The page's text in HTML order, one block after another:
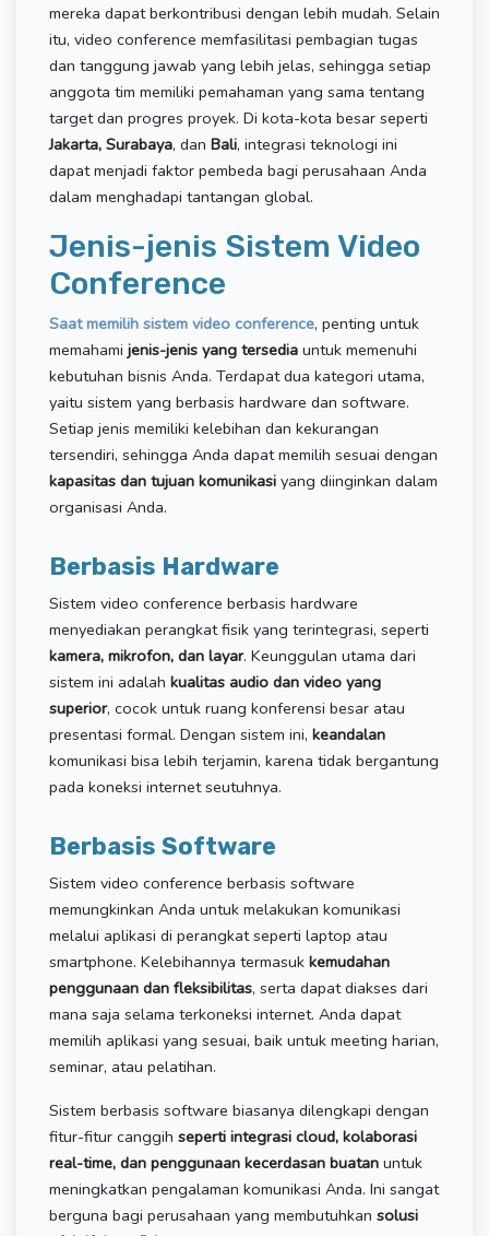
mereka dapat berkontribusi dengan lebih mudah. Selain
itu, video conference memfasilitasi pembagian tugas
dan tanggung jawab yang lebih jelas, sehingga setiap
anggota tim memiliki pemahaman yang sama tentang
target dan progres proyek. Di kota-kota besar seperti
Jakarta, Surabaya, dan Bali, integrasi teknologi ini
dapat menjadi faktor pembeda bagi perusahaan Anda
dalam menghadapi tantangan global.
Jenis-jenis Sistem Video
Conference
Saat memilih sistem video conference, penting untuk
memahami jenis-jenis yang tersedia untuk memenuhi
kebutuhan bisnis Anda. Terdapat dua kategori utama,
yaitu sistem yang berbasis hardware dan software.
Setiap jenis memiliki kelebihan dan kekurangan
tersendiri, sehingga Anda dapat memilih sesuai dengan
kapasitas dan tujuan komunikasi yang diinginkan dalam
organisasi Anda.
Berbasis Hardware
Sistem video conference berbasis hardware
menyediakan perangkat fisik yang terintegrasi, seperti
kamera, mikrofon, dan layar. Keunggulan utama dari
sistem ini adalah kualitas audio dan video yang
superior, cocok untuk ruang konferensi besar atau
presentasi formal. Dengan sistem ini, keandalan
komunikasi bisa lebih terjamin, karena tidak bergantung
pada koneksi internet seutuhnya.
Berbasis Software
Sistem video conference berbasis software
memungkinkan Anda untuk melakukan komunikasi
melalui aplikasi di perangkat seperti laptop atau
smartphone. Kelebihannya termasuk kemudahan
penggunaan dan fleksibilitas, serta dapat diakses dari
mana saja selama terkoneksi internet. Anda dapat
memilih aplikasi yang sesuai, baik untuk meeting harian,
seminar, atau pelatihan.
Sistem berbasis software biasanya dilengkapi dengan
fitur-fitur canggih seperti integrasi cloud, kolaborasi
real-time, dan penggunaan kecerdasan buatan untuk
meningkatkan pengalaman komunikasi Anda. Ini sangat
berguna bagi perusahaan yang membutuhkan solusi